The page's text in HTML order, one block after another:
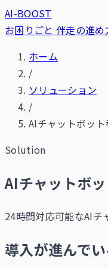
AI-BOOST
お困りごと 伴走の進め
ホーム
/
ソリューション
/
AIチャットボット
Solution
AIチャットボ
24時間対応可能なAIチ
導入が進んで